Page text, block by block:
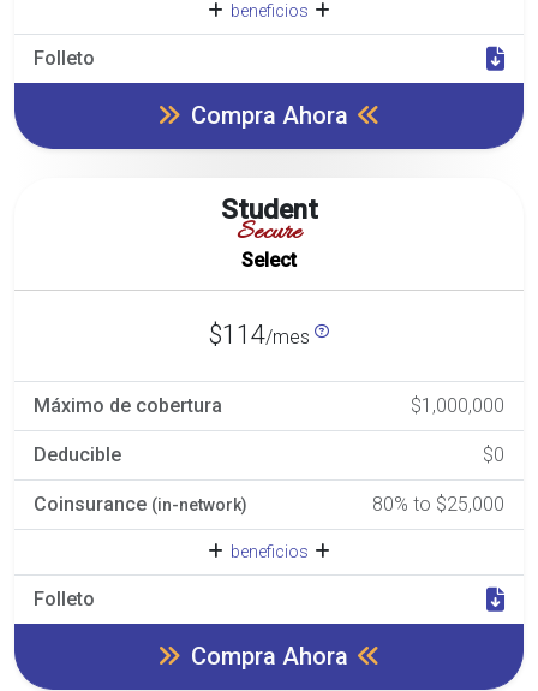
beneficios
Folleto
Compra Ahora
Student
Secure
Select
$114/mes
Máximo de cobertura $1,000,000
Deducible $0
Coinsurance (in-network) 80% to $25,000
beneficios
Folleto
Compra Ahora